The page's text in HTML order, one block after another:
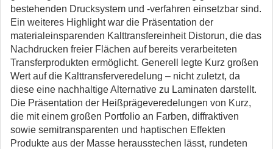
bestehenden Drucksystem und -verfahren einsetzbar sind.
Ein weiteres Highlight war die Präsentation der
materialeinsparenden Kalttransfereinheit Distorun, die das
Nachdrucken freier Flächen auf bereits verarbeiteten
Transferprodukten ermöglicht. Generell legte Kurz großen
Wert auf die Kalttransferveredelung – nicht zuletzt, da
diese eine nachhaltige Alternative zu Laminaten darstellt.
Die Präsentation der Heißprägeveredelungen von Kurz,
die mit einem großen Portfolio an Farben, diffraktiven
sowie semitransparenten und haptischen Effekten
Produkte aus der Masse herausstechen lässt, rundeten